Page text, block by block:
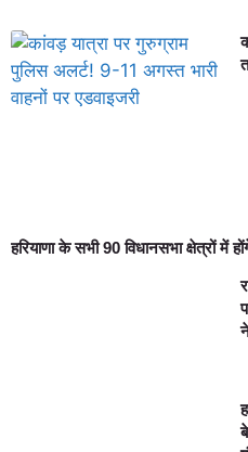
हरियाणा के सभी 90 विधानसभा क्षेत्रों में